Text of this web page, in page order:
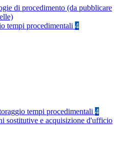
di procedimento (da pubblicare
tempi procedimentali 4
tempi procedimentali 4
sostitutive e acquisizione d'ufficio